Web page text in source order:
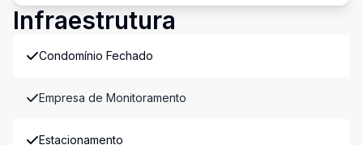
Infraestrutura
Condomínio Fechado
Empresa de Monitoramento
Estacionamento